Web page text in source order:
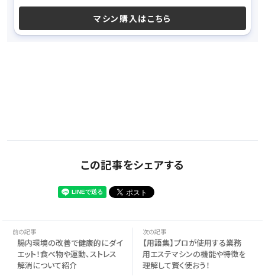
マシン購入はこちら
この記事をシェアする
腸内環境の改善で健康的にダイ
エット！食べ物や運動、ストレス
解消について紹介
【用語集】プロが使用する業務
用エステマシンの機能や特徴を
理解して賢く使おう！